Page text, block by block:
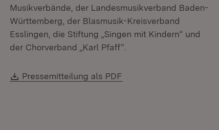
Musikverbände, der Landesmusikverband Baden-
Württemberg, der Blasmusik-Kreisverband
Esslingen, die Stiftung „Singen mit Kindern“ und
der Chorverband „Karl Pfaff“.
Download:
Pressemitteilung als PDF